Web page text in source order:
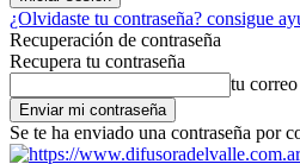
¿Olvidaste tu contraseña? consigue
Recuperación de contraseña
Recupera tu contraseña
tu
Se te ha enviado una contraseña por